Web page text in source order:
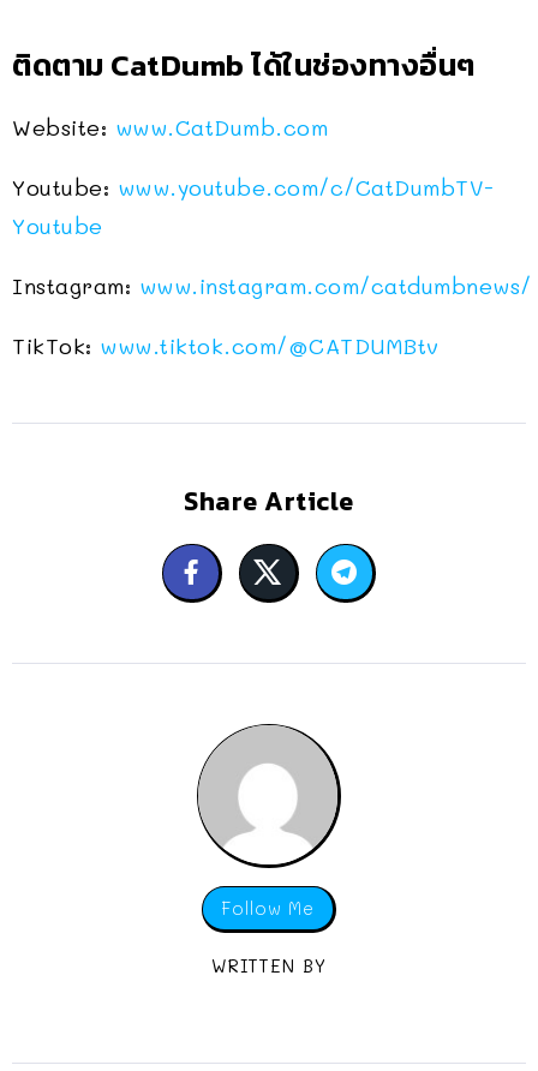
ติดตาม CatDumb ได้ในช่องทางอื่นๆ
Website: www.CatDumb.com
Youtube: www.youtube.com/c/CatDumbTV-
Youtube
Instagram: www.instagram.com/catdumbnews/
TikTok: www.tiktok.com/@CATDUMBtv
Share Article
Follow Me
WRITTEN BY